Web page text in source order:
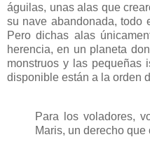
águilas, unas alas que
su nave abandonada, todo
Pero dichas alas
herencia, en un planeta
monstruos y las pequeñas
disponible están a la orden
Para los voladores,
Maris, un derecho que